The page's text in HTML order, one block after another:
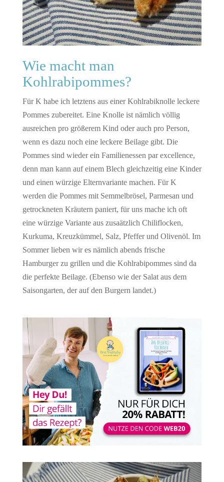
Wie macht man
Kohlrabipommes?
Für K habe ich letztens aus einer Kohlrabiknolle leckere
Pommes zubereitet. Eine Knolle ist nämlich völlig
ausreichen pro größerem Kind oder auch pro Person,
wenn es dazu noch eine leckere Beilage gibt. Die
Pommes sind wieder ein Familienessen par excellence,
denn man kann auf einem Blech gleichzeitig eine Kinder
und einen würzige Elternvariante machen. Für K
werden die Pommes mit Semmelbrösel, Parmesan und
getrockneten Kräutern paniert, für uns mache ich oft
eine würzige Variante aus zusaätzlich Chiliflocken,
Kurkuma, Kreuzkümmel, Salz, Pfeffer und Olivenöl. Im
Sommer lieben wir es nämlich abends frische
Hamburger zu grillen und die Kohlrabipommes sind da
die perfekte Beilage. (Ebenso wie der Salat aus dem
Saisongarten, der auf den Burgern landet.)